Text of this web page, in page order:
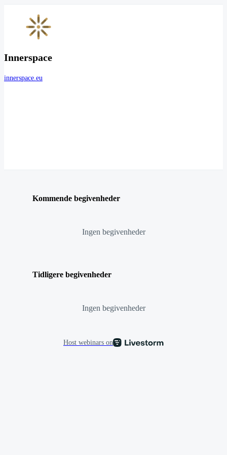
Innerspace
innerspace.eu
Kommende begivenheder
Ingen begivenheder
Tidligere begivenheder
Ingen begivenheder
Host webinars on